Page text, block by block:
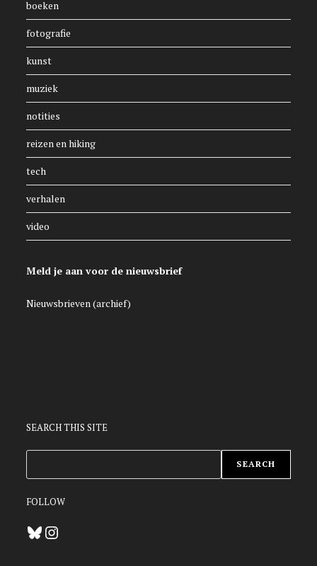
boeken
fotografie
kunst
muziek
notities
reizen en hiking
tech
verhalen
video
Meld je aan voor de nieuwsbrief
Nieuwsbrieven (archief)
SEARCH THIS SITE
SEARCH
FOLLOW
BlueskyInstagram